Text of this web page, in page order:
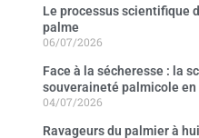
Le processus scientifique
palme
06/07/2026
Face à la sécheresse : la
souveraineté palmicole
04/07/2026
Ravageurs du palmier à